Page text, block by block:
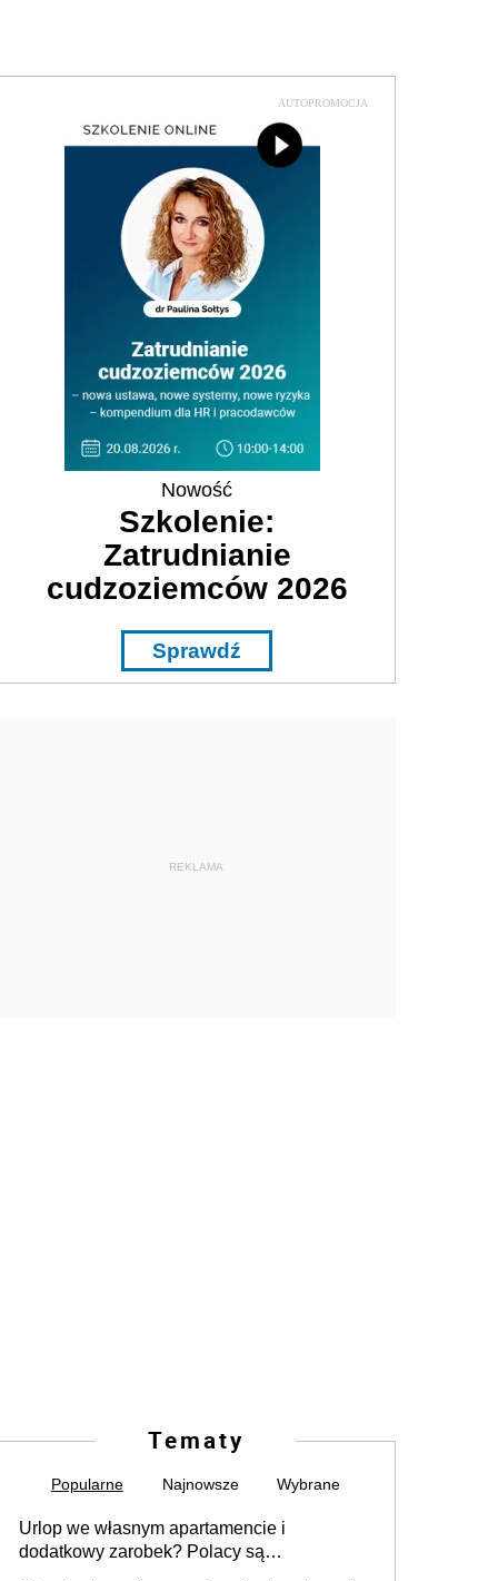
AUTOPROMOCJA
Nowość
Szkolenie:
Zatrudnianie
cudzoziemców 2026
Sprawdź
REKLAMA
Tematy
Popularne Najnowsze Wybrane
Urlop we własnym apartamencie i
dodatkowy zarobek? Polacy są